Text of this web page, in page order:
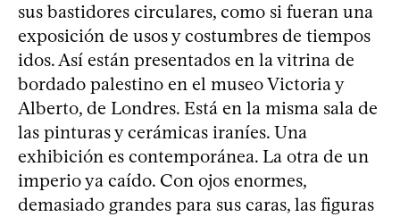
sus bastidores circulares, como si fueran una
exposición de usos y costumbres de tiempos
idos. Así están presentados en la vitrina de
bordado palestino en el museo Victoria y
Alberto, de Londres. Está en la misma sala de
las pinturas y cerámicas iraníes. Una
exhibición es contemporánea. La otra de un
imperio ya caído. Con ojos enormes,
demasiado grandes para sus caras, las figuras